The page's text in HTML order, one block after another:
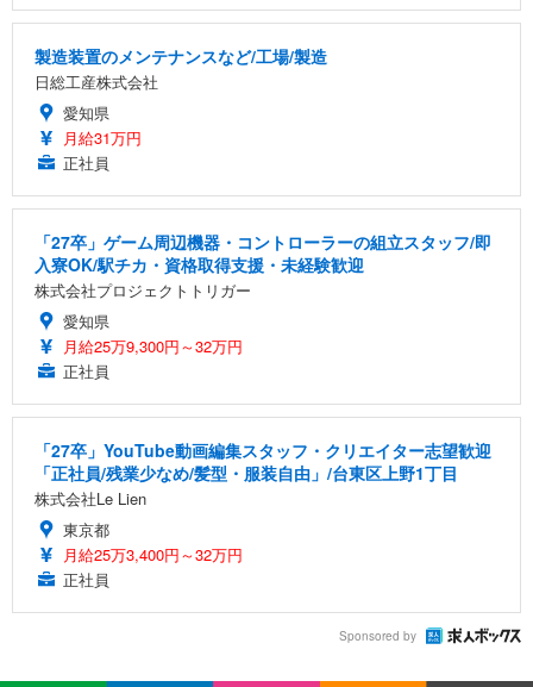
製造装置のメンテナンスなど/工場/製造
日総工産株式会社
愛知県
月給31万円
正社員
「27卒」ゲーム周辺機器・コントローラーの組立スタッフ/即
入寮OK/駅チカ・資格取得支援・未経験歓迎
株式会社プロジェクトトリガー
愛知県
月給25万9,300円～32万円
正社員
「27卒」YouTube動画編集スタッフ・クリエイター志望歓迎
「正社員/残業少なめ/髪型・服装自由」/台東区上野1丁目
株式会社Le Lien
東京都
月給25万3,400円～32万円
正社員
Sponsored by